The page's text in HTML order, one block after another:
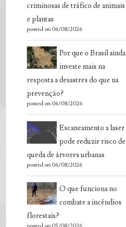
criminosas de tráfico de animais
e plantas
posted on 06/08/2026
Por que o Brasil ainda
investe mais na
resposta a desastres do que na
prevenção?
posted on 06/08/2026
Escaneamento a laser
pode reduzir risco de
queda de árvores urbanas
posted on 06/08/2026
O que funciona no
combate a incêndios
florestais?